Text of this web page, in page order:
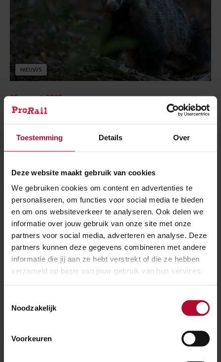
Toestemming Details Over
Deze website maakt gebruik van cookies
We gebruiken cookies om content en advertenties te
personaliseren, om functies voor social media te bieden
en om ons websiteverkeer te analyseren. Ook delen we
informatie over jouw gebruik van onze site met onze
partners voor social media, adverteren en analyse. Deze
partners kunnen deze gegevens combineren met andere
informatie die jij aan ze hebt verstrekt of die ze hebben
verzameld op basis van jouw gebruik van hun services.
Noodzakelijk
Voorkeuren
NIEUWS
Dassen graven door bij spoor, ProRail ziet
preventiekosten stijgen
25 maart 2025
Nieuwe plek voor het plantje Wilde Averuit